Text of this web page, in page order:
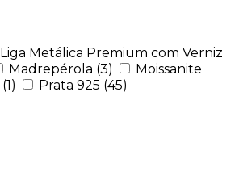
Liga Metálica Premium com Verniz
Madrepérola (3)
Moissanite
(1) Prata 925 (45)